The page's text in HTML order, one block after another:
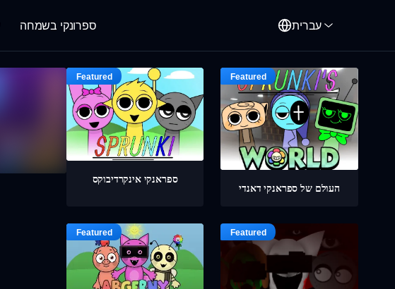
ספרונקי בשמחה עברית
ספראנקי אינקרדיבוקס
העולם של ספראנקי דאנדי